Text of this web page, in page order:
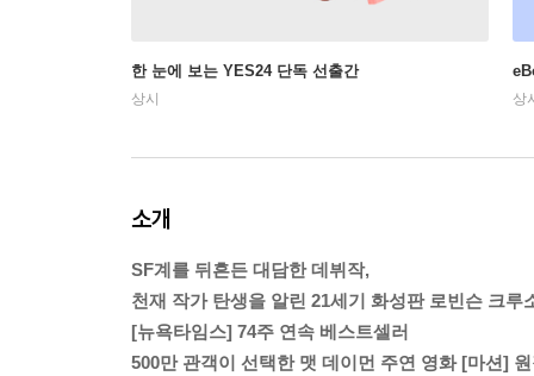
한 눈에 보는 YES24 단독 선출간
상시 상
소개
SF계를 뒤흔든 대담한 데뷔작,
천재 작가 탄생을 알린 21세기 화성판 로빈슨 크루
[뉴욕타임스] 74주 연속 베스트셀러
500만 관객이 선택한 맷 데이먼 주연 영화 [마션]